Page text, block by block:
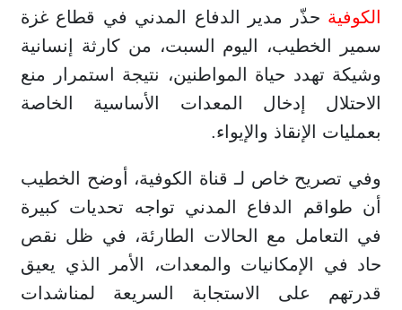
الكوفية حذّر مدير الدفاع المدني في قطاع غزة
سمير الخطيب، اليوم السبت، من كارثة إنسانية
وشيكة تهدد حياة المواطنين، نتيجة استمرار منع
الاحتلال إدخال المعدات الأساسية الخاصة
بعمليات الإنقاذ والإيواء.
وفي تصريح خاص لـ قناة الكوفية، أوضح الخطيب
أن طواقم الدفاع المدني تواجه تحديات كبيرة
في التعامل مع الحالات الطارئة، في ظل نقص
حاد في الإمكانيات والمعدات، الأمر الذي يعيق
قدرتهم على الاستجابة السريعة لمناشدات